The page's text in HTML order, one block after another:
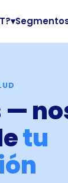
▾
—
tu